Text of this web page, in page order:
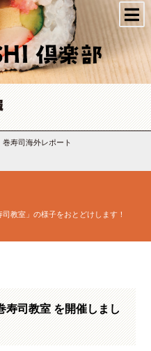
あじかん
巻寿司海外レポート
教室」の様子をおとどけします！
寿司教室 を開催しまし